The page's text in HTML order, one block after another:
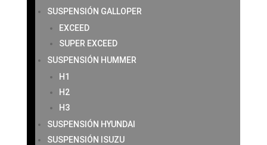
SUSPENSIÓN GALLOPER
EXCEED
SUPER EXCEED
SUSPENSIÓN HUMMER
H1
H2
H3
SUSPENSIÓN HYUNDAI
SUSPENSIÓN ISUZU